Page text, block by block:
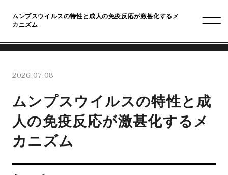
ムンプスウイルスの特性と成人の免疫反応が激甚化するメ
カニズム
2026.07.08
ムンプスウイルスの特性と成
人の免疫反応が激甚化するメ
カニズム